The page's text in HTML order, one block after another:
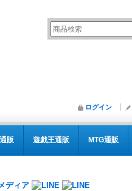
ログイン
販 遊戯王通販 MTG通販